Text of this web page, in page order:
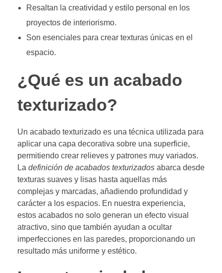
Resaltan la creatividad y estilo personal en los
proyectos de interiorismo.
Son esenciales para crear texturas únicas en el
espacio.
¿Qué es un acabado
texturizado?
Un acabado texturizado es una técnica utilizada para
aplicar una capa decorativa sobre una superficie,
permitiendo crear relieves y patrones muy variados.
La definición de acabados texturizados abarca desde
texturas suaves y lisas hasta aquellas más
complejas y marcadas, añadiendo profundidad y
carácter a los espacios. En nuestra experiencia,
estos acabados no solo generan un efecto visual
atractivo, sino que también ayudan a ocultar
imperfecciones en las paredes, proporcionando un
resultado más uniforme y estético.